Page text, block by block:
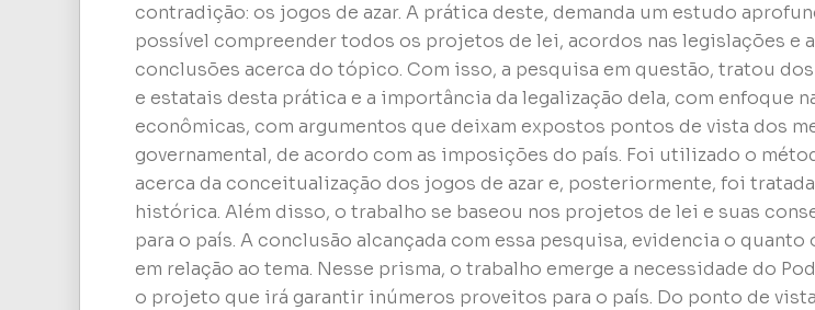
contradição: os jogos de azar. A prática deste, demanda um estudo
possível compreender todos os projetos de lei, acordos nas legislações e
conclusões acerca do tópico. Com isso, a pesquisa em questão, tratou
e estatais desta prática e a importância da legalização dela, com enfoque
econômicas, com argumentos que deixam expostos pontos de vista dos
governamental, de acordo com as imposições do país. Foi utilizado o
acerca da conceitualização dos jogos de azar e, posteriormente, foi
histórica. Além disso, o trabalho se baseou nos projetos de lei e suas
para o país. A conclusão alcançada com essa pesquisa, evidencia o quanto
em relação ao tema. Nesse prisma, o trabalho emerge a necessidade do
o projeto que irá garantir inúmeros proveitos para o país. Do ponto de